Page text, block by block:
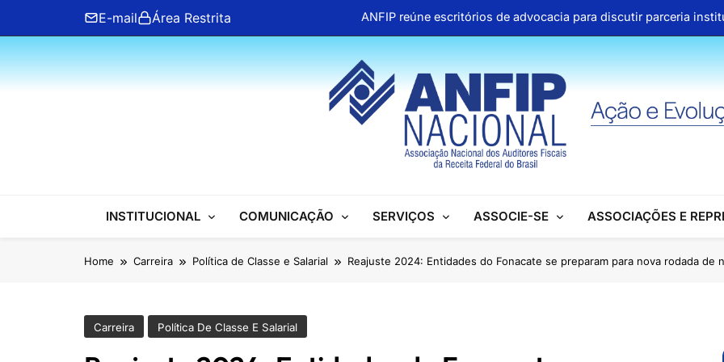
content
E-mail Área Restrita ANFIP reúne escritórios de advocacia para discutir parceria
Honras a um gigante na construção da Seguridade
Pública organiza mobilização no Congresso e
Aproveite os descontos
ANFIP reúne escritórios de advocacia para discutir parceria
Pública organiza mobilização no Congresso e
Aproveite os
ANFIP Nacional
INSTITUCIONAL COMUNICAÇÃO SERVIÇOS ASSOCIE-SE ASSOCIAÇÕES E
Home Carreira Política de Classe e Salarial Reajuste 2024: Entidades do Fonacate se preparam para nova rodada de
Carreira Política De Classe E Salarial